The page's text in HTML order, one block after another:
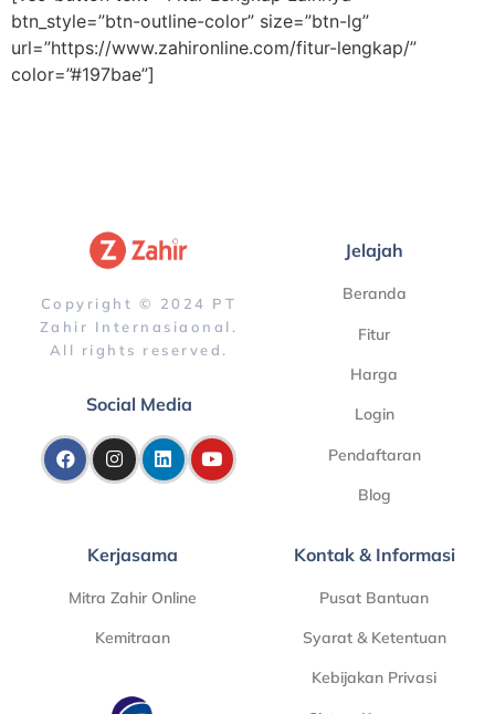
btn_style=”btn-outline-color” size=”btn-lg”
url=”https://www.zahironline.com/fitur-lengkap/”
color=”#197bae”]
Copyright © 2024 PT
Zahir Internasiaonal.
All rights reserved.
Social Media
Jelajah
Beranda
Fitur
Harga
Login
Pendaftaran
Blog
Kerjasama
Mitra Zahir Online
Kemitraan
Kontak & Informasi
Pusat Bantuan
Syarat & Ketentuan
Kebijakan Privasi